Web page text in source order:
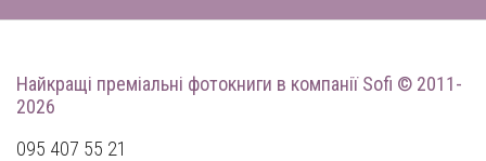
Найкращі преміальні фотокниги в компанії Sofi © 2011-
2026
095 407 55 21